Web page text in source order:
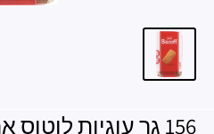
156 גר עוגיות לוטוס ארוז בנפרד